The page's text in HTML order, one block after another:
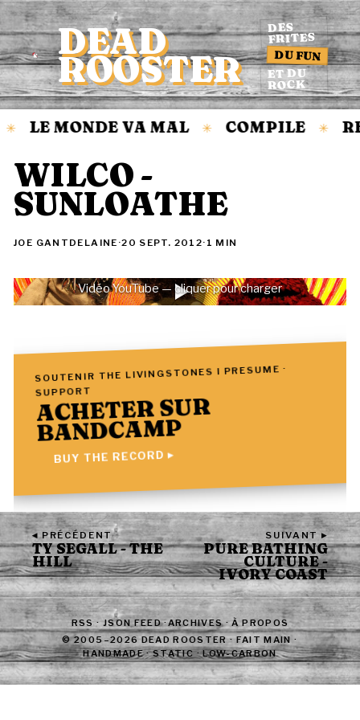
Accueil
DEAD
ROOSTER
DES
FRITES
DU FUN
ET DU
ROCK
✳ LE MONDE VA MAL ✳ COMPILE ✳
WILCO -
SUNLOATHE
JOE GANTDELAINE ·20 SEPT. 2012· 1 MIN
Vidéo YouTube — cliquer pour charger
SOUTENIR THE LIVINGSTONES I PRESUME ·
SUPPORT
ACHETER SUR
BANDCAMP
BUY THE RECORD ▸
◂ PRÉCÉDENT
TY SEGALL - THE
HILL
SUIVANT ▸
PURE BATHING
CULTURE -
IVORY COAST
RSS·JSON FEED·ARCHIVES·À PROPOS
© 2005–2026 DEAD ROOSTER · FAIT MAIN ·
HANDMADE · STATIC · LOW-CARBON